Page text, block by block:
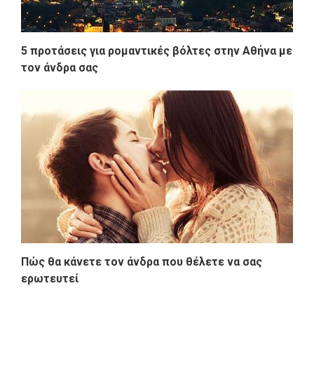
5 προτάσεις για ρομαντικές βόλτες στην Αθήνα με
τον άνδρα σας
Πώς θα κάνετε τον άνδρα που θέλετε να σας
ερωτευτεί